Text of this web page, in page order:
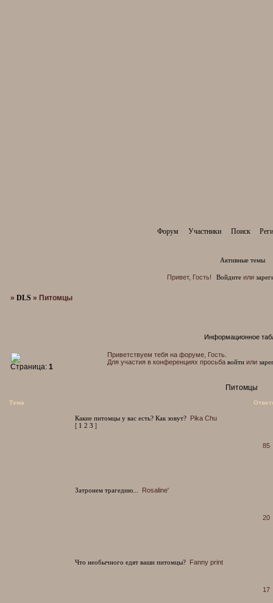
Форум Участники Поиск
Активные темы
Привет, Гость! Войдите или
»DLS » Питомцы
Информационное
Приветствуем тебя на форуме, Гость.
Для участия в конференциях просьба войти или
Питомцы
Страница:1
Тема
Какие питомцы у вас есть? Как зовут? Pika Chu
[ 1 2 3 ]
85
Затронем трагедию... Rosaline'
20
Что необычного едят ваши питомцы? Fanny print
17